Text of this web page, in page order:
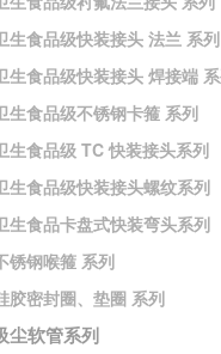
生食品级快装接头 法兰 系列
生食品级快装接头 焊接端
生食品级不锈钢卡箍 系列
生食品级 TC 快装接头系列
生食品级快装接头螺纹系列
生食品卡盘式快装弯头系列
锈钢喉箍 系列
胶密封圈、垫圈 系列
尘软管系列